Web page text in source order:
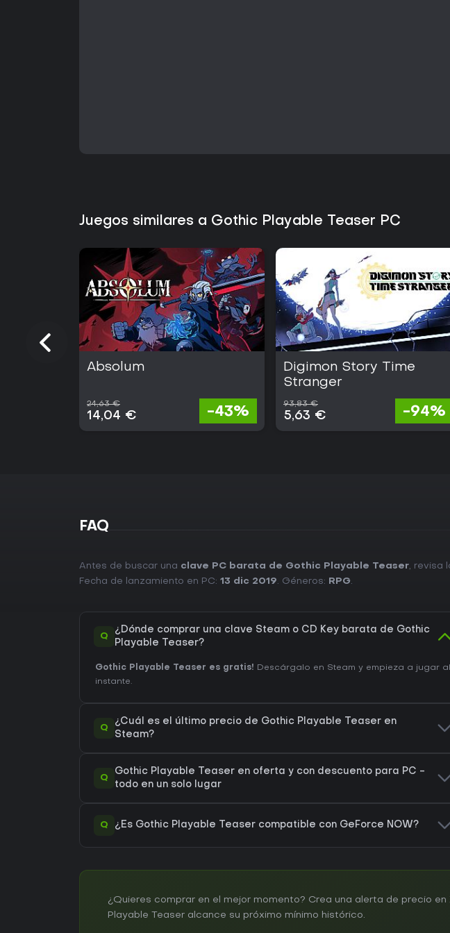
Juegos similares a Gothic Playable Teaser PC
Absolum
24,63 €
14,04 € -43%
Digimon Story Time
Stranger
93,83 €
5,63 € -94%
FAQ
Antes de buscar una clave PC barata de Gothic Playable Teaser, revisa
Fecha de lanzamiento en PC: 13 dic 2019. Géneros: RPG.
Q
¿Dónde comprar una clave Steam o CD Key barata de Gothic
Playable Teaser?
Gothic Playable Teaser es gratis! Descárgalo en Steam y empieza a jugar al
instante.
Q
¿Cuál es el último precio de Gothic Playable Teaser en
Steam?
Q
Gothic Playable Teaser en oferta y con descuento para PC -
todo en un solo lugar
Q ¿Es Gothic Playable Teaser compatible con GeForce NOW?
¿Quieres comprar en el mejor momento? Crea una alerta de precio
Playable Teaser alcance su próximo mínimo histórico.